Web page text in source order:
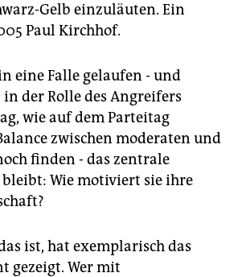
Gelb einzuläuten. Ein
Paul Kirchhof.
eine Falle gelaufen - und
der Rolle des Angreifers
wie auf dem Parteitag
zwischen moderaten und
finden - das zentrale
bleibt: Wie motiviert sie ihre
ist, hat exemplarisch das
gezeigt. Wer mit